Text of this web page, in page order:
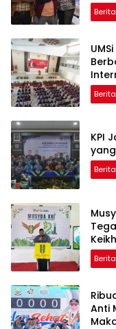
Berita
Berita
KPI
Berita
Berita
Anti